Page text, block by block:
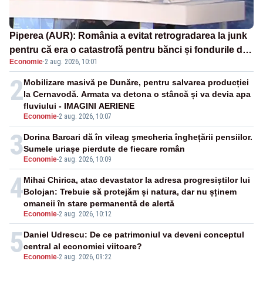
Piperea (AUR): România a evitat retrogradarea la junk
pentru că era o catastrofă pentru bănci și fondurile de
pensii
Economie·2 aug. 2026, 10:01
2
Economie-2 aug. 2026, 10:07
Mobilizare masivă pe Dunăre, pentru salvarea producției
la Cernavodă. Armata va detona o stâncă și va devia apa
fluviului - IMAGINI AERIENE
3 Economie-2 aug. 2026, 10:09
Dorina Barcari dă în vileag șmecheria înghețării pensiilor.
Sumele uriașe pierdute de fiecare român
4
Economie-2 aug. 2026, 10:12
Mihai Chirica, atac devastator la adresa progresiștilor lui
Bolojan: Trebuie să protejăm și natura, dar nu șținem
omaneii în stare permanentă de alertă
5 Economie-2 aug. 2026, 09:22
Daniel Udrescu: De ce patrimoniul va deveni conceptul
central al economiei viitoare?